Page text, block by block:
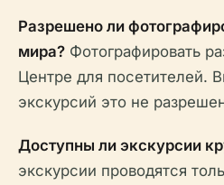
Разрешено ли
мира? Фотографировать
Центре для посетителей.
экскурсий это не
Доступны ли экскурсии
экскурсии проводятся